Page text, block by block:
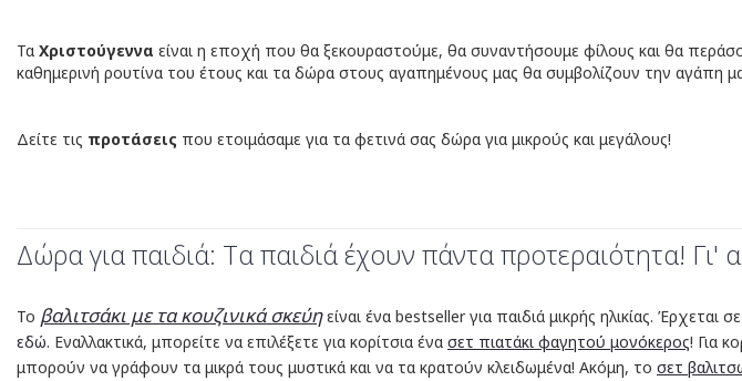
Τα Χριστούγεννα είναι η εποχή που θα ξεκουραστούμε, θα συναντήσουμε φίλους και θα
καθημερινή ρουτίνα του έτους και τα δώρα στους αγαπημένους μας θα συμβολίζουν την αγάπη
Δείτε τις προτάσεις που ετοιμάσαμε για τα φετινά σας δώρα για μικρούς και μεγάλους!
Δώρα για παιδιά: Τα παιδιά έχουν πάντα προτεραιότητα! Γι'
Το βαλιτσάκι με τα κουζινικά σκεύηείναι ένα bestseller για παιδιά μικρής ηλικίας.
εδώ. Εναλλακτικά, μπορείτε να επιλέξετε για κορίτσια ένα σετ πιατάκι φαγητού μονόκερος! Για
μπορούν να γράφουν τα μικρά τους μυστικά και να τα κρατούν κλειδωμένα! Ακόμη, το σετ